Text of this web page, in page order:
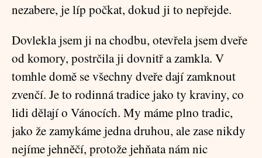
nezabere, je líp počkat, dokud ji to nepřejde.
Dovlekla jsem ji na chodbu, otevřela jsem dveře
od komory, postrčila ji dovnitř a zamkla. V
tomhle domě se všechny dveře dají zamknout
zvenčí. Je to rodinná tradice jako ty kraviny, co
lidi dělají o Vánocích. My máme plno tradic,
jako že zamykáme jedna druhou, ale zase nikdy
nejíme jehněčí, protože jehňata nám nic